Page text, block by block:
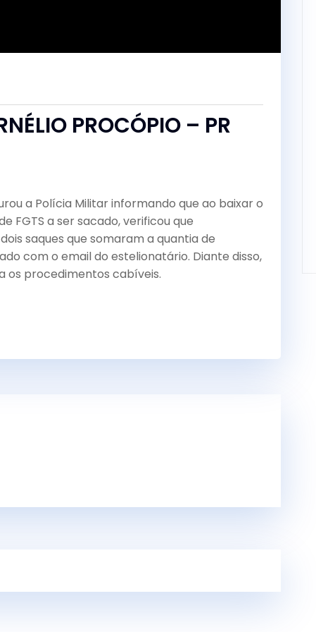
PROCÓPIO – PR
a Polícia Militar informando que ao baixar o
FGTS a ser sacado, verificou que
saques que somaram a quantia de
com o email do estelionatário. Diante disso,
os procedimentos cabíveis.